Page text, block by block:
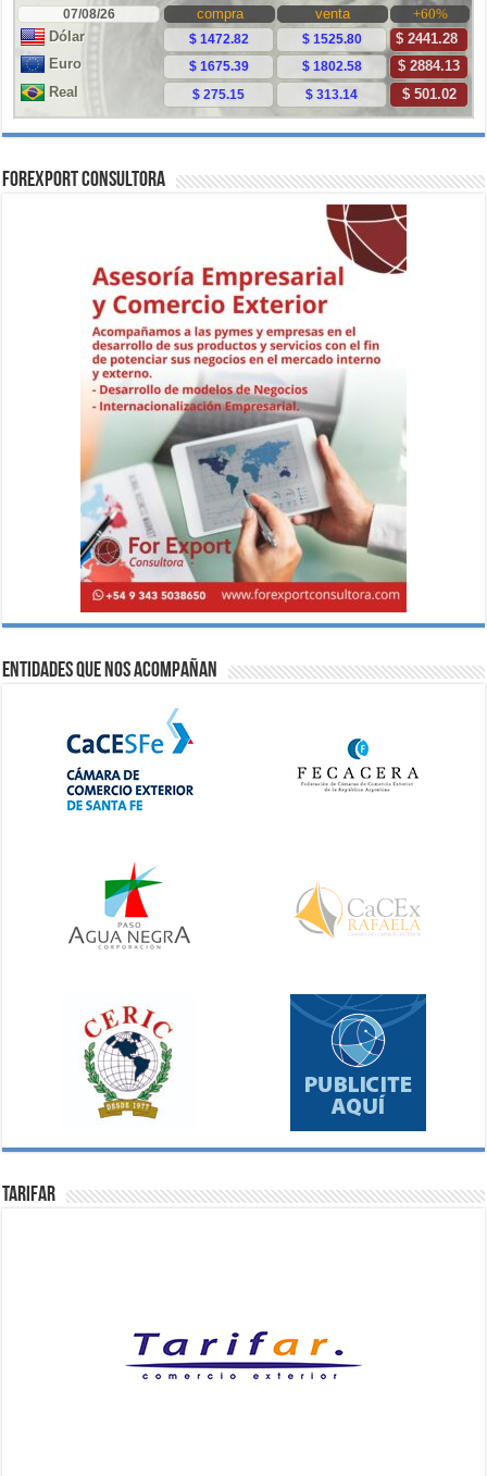
ForExport Consultora
Entidades que nos acompañan
Tarifar